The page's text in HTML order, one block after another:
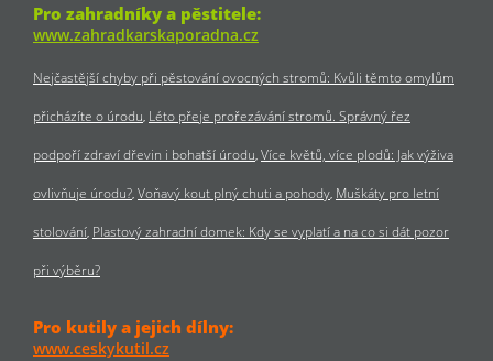
Pro zahradníky a pěstitele:
www.zahradkarskaporadna.cz
Nejčastější chyby při pěstování ovocných stromů: Kvůli těmto omylům
přicházíte o úrodu Léto přeje prořezávání stromů. Správný řez
podpoří zdraví dřevin i bohatší úrodu Více květů, více plodů: Jak výživa
ovlivňuje úrodu? Voňavý kout plný chuti a pohody Muškáty pro letní
stolování Plastový zahradní domek: Kdy se vyplatí a na co si dát pozor
při výběru?
Pro kutily a jejich dílny:
www.ceskykutil.cz